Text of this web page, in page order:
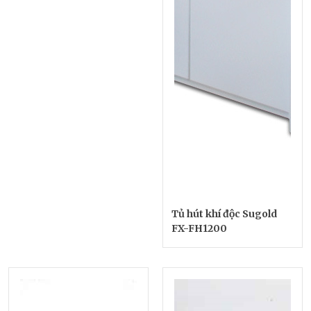
Tủ hút khí độc Sugold
FX-FH1200